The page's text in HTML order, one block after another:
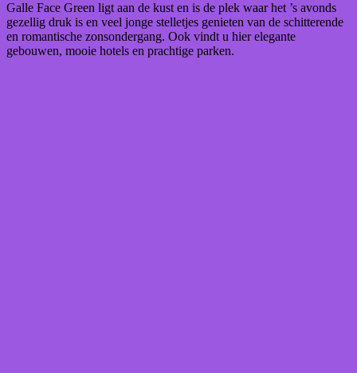
Galle Face Green ligt aan de kust en is de plek waar het ’s avonds
gezellig druk is en veel jonge stelletjes genieten van de schitterende
en romantische zonsondergang. Ook vindt u hier elegante
gebouwen, mooie hotels en prachtige parken.